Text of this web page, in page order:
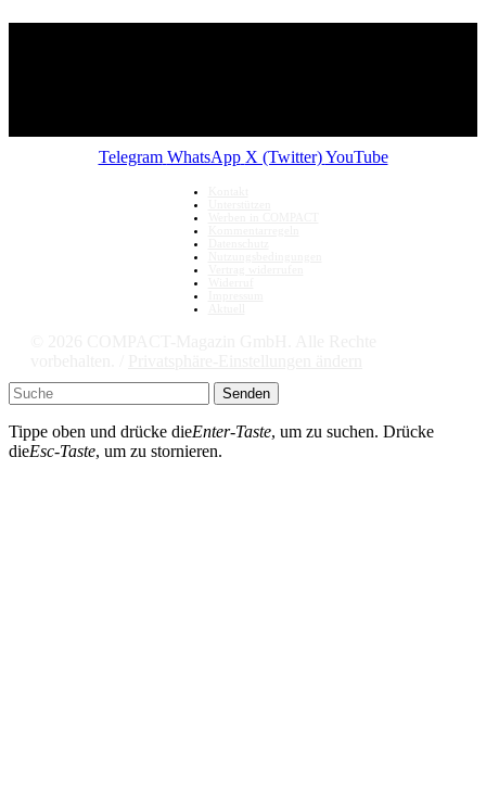
Telegram WhatsApp X (Twitter) YouTube
Senden
Tippe oben und drücke dieEnter-Taste, um zu suchen. Drücke
dieEsc-Taste, um zu stornieren.